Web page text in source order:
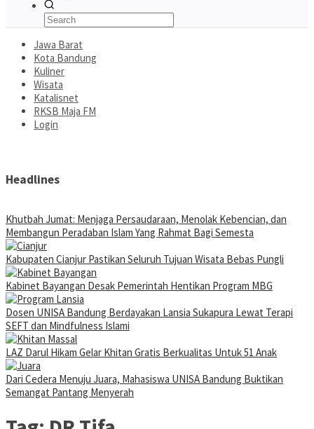
Jawa Barat
Kota Bandung
Kuliner
Wisata
Katalisnet
RKSB Maja FM
Login
Headlines
Khutbah Jumat: Menjaga Persaudaraan, Menolak Kebencian, dan
Membangun Peradaban Islam Yang Rahmat Bagi Semesta
Kabupaten Cianjur Pastikan Seluruh Tujuan Wisata Bebas Pungli
Kabinet Bayangan Desak Pemerintah Hentikan Program MBG
Dosen UNISA Bandung Berdayakan Lansia Sukapura Lewat Terapi
SEFT dan Mindfulness Islami
LAZ Darul Hikam Gelar Khitan Gratis Berkualitas Untuk 51 Anak
Dari Cedera Menuju Juara, Mahasiswa UNISA Bandung Buktikan
Semangat Pantang Menyerah